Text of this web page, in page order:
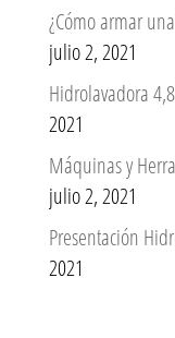
¿Cómo armar
julio 2, 2021
Hidrolavadora
2021
Máquinas y
julio 2, 2021
Presentación
2021